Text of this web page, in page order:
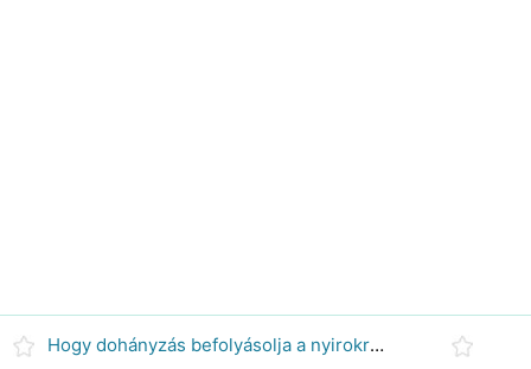
Hogy dohányzás befolyásolja a nyirokrendszer